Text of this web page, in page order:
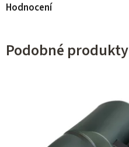
Hodnocení
Podobné produkty